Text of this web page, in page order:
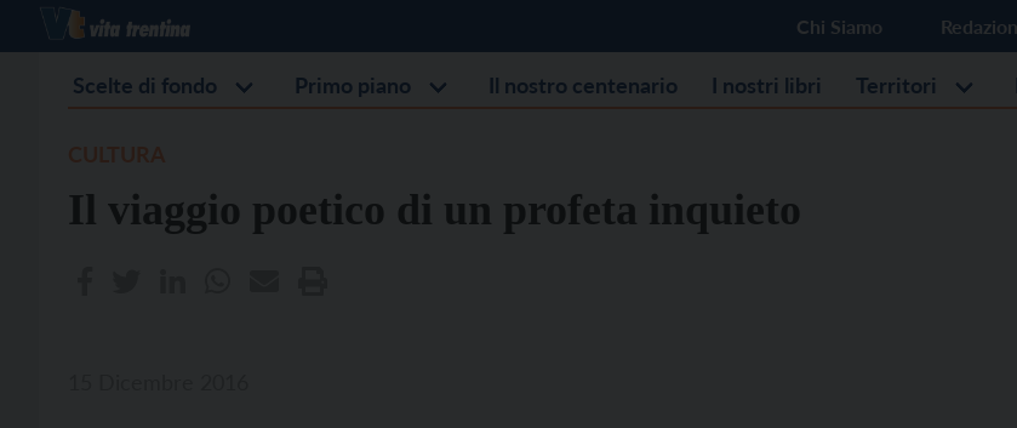
Chi Siamo
Scelte di fondo Primo piano Il nostro centenario I nostri libri Territori
Il viaggio poetico di un profeta inquieto